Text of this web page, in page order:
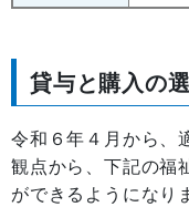
貸与と購入の
令和６年４月から、
観点から、下記の福
ができるようになり